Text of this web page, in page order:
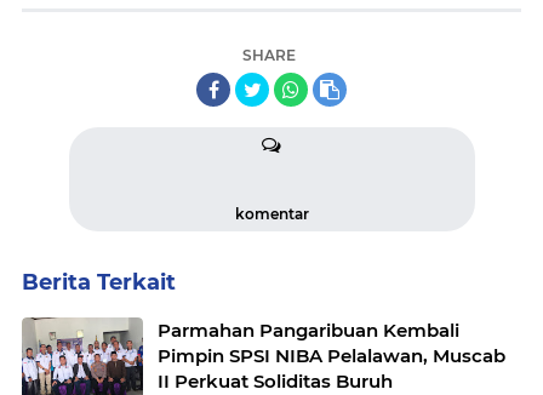
SHARE
komentar
Berita Terkait
Parmahan Pangaribuan Kembali
Pimpin SPSI NIBA Pelalawan, Muscab
II Perkuat Soliditas Buruh